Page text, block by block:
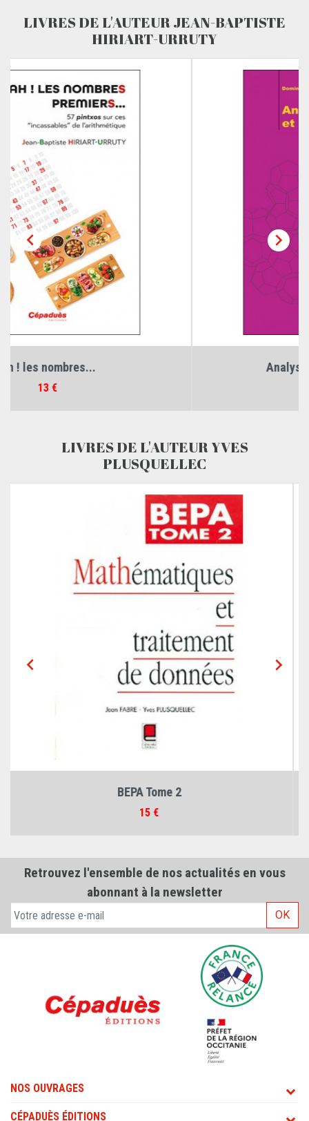
LIVRES DE L'AUTEUR JEAN-BAPTISTE
HIRIART-URRUTY

Analyse variationnelle et...

LIVRES DE L'AUTEUR YVES
PLUSQUELLEC

Que Savez-vous de l'Outil...
Prix
15 €

Retrouvez l'ensemble de nos actualités en vous
abonnant à la newsletter
OK
NOS OUVRAGES
CÉPADUÈS ÉDITIONS